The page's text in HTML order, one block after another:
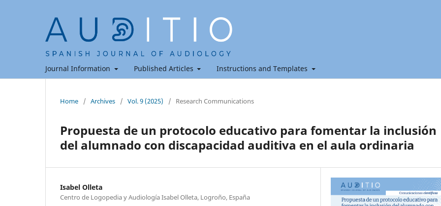
Journal Information Published Articles Instructions and Templates
Home / Archives / Vol. 9 (2025) / Research Communications
Propuesta de un protocolo educativo para fomentar la inclusión
del alumnado con discapacidad auditiva en el aula ordinaria
Isabel Olleta
Centro de Logopedia y Audiología Isabel Olleta, Logroño, España